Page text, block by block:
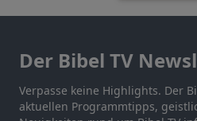
Der Bibel TV
Verpasse keine Highlights. Der
aktuellen Programmtipps,